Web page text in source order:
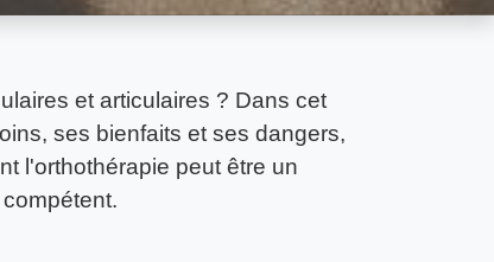
et articulaires ? Dans cet
ses bienfaits et ses dangers,
l'orthothérapie peut être un